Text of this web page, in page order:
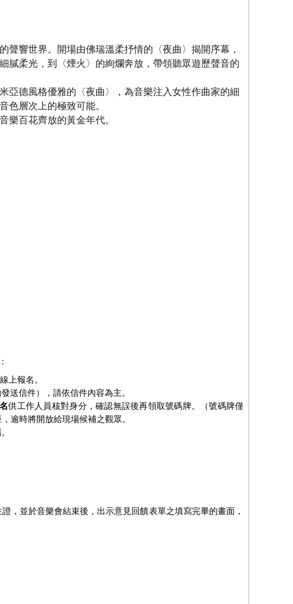
響世界。開場由佛瑞溫柔抒情的〈夜曲〉揭開序幕，
膩柔光，到〈煙火〉的絢爛奔放，帶領聽眾遊歷聲音的
亞德風格優雅的〈夜曲〉，為音樂注入女性作曲家的細
色層次上的極致可能。
樂百花齊放的黃金年代。
上報名。
送信件），請依信件內容為主。
供工作人員核對身分，確認無誤後再領取號碼牌。（號碼牌僅
逾時將開放給現場候補之觀眾。
，並於音樂會結束後，出示意見回饋表單之填寫完畢的畫面，